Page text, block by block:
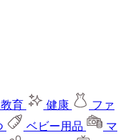
教育 健康
ファ
ベビー用品
マ